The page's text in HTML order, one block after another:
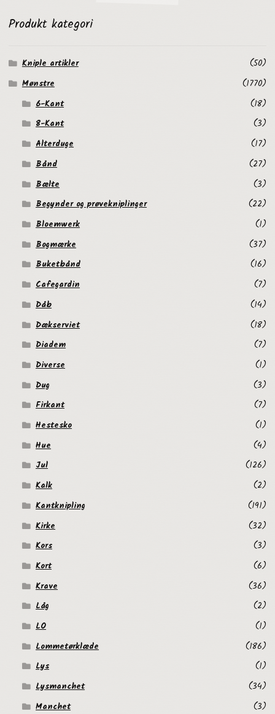
Produkt kategori
Kniple artikler
(50)
Mønstre
(1770)
6-Kant
(18)
8-Kant
(3)
Alterduge
(17)
Bånd
(27)
Bælte
(3)
Begynder og prøvekniplinger
(22)
Bloemwerk
(1)
Bogmærke
(37)
Buketbånd
(16)
Cafegardin
(7)
Dåb
(14)
Dækserviet
(18)
Diadem
(7)
Diverse
(1)
Dug
(3)
Firkant
(7)
Hestesko
(1)
Hue
(4)
Jul
(126)
Kalk
(2)
Kantknipling
(191)
Kirke
(32)
Kors
(3)
Kort
(6)
Krave
(36)
Låg
(2)
LO
(1)
Lommetørklæde
(186)
Lys
(1)
Lysmanchet
(34)
Manchet
(3)